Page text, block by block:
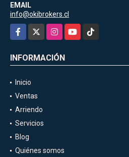
EMAIL
info@okibrokers.cl
Facebook
InstagramYouTubeTikTok
INFORMACIÓN
Inicio
Ventas
Arriendo
Servicios
Blog
Quiénes somos